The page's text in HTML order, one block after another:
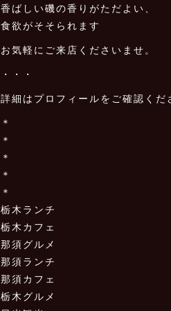
香ばしい磯の香りがただよい、
食欲がそそられます
お気軽にご来店くださいませ。
・・・
詳細はプロフィールをご確認くだ
＊
＊
＊
＊
＊
栃木ランチ
栃木カフェ
那須グルメ
那須ランチ
那須カフェ
栃木グルメ